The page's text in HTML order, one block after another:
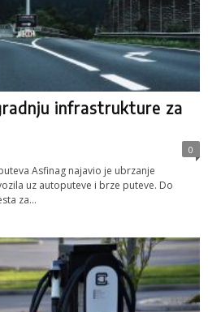
infrastrukture za
0
Asfinag najavio je ubrzanje
uz autoputeve i brze puteve. Do
za...